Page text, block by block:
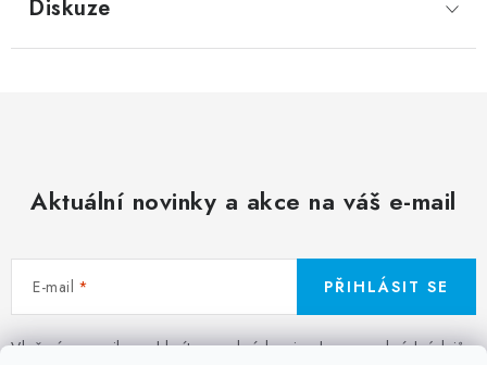
Diskuze
Aktuální novinky a akce na váš e-mail
E-mail
Vložením e-mailu souhlasíte spodmínkami ochrany osobních údajů
PŘIHLÁSIT SE